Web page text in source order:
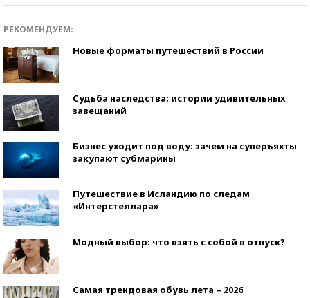
РЕКОМЕНДУЕМ:
Новые форматы путешествий в России
Судьба наследства: истории удивительных
завещаний
Бизнес уходит под воду: зачем на суперъяхты
закупают субмарины
Путешествие в Исландию по следам
«Интерстеллара»
Модный выбор: что взять с собой в отпуск?
Самая трендовая обувь лета – 2026